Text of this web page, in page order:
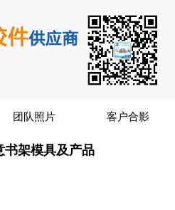
团队照片 客户合影
书架模具及产品